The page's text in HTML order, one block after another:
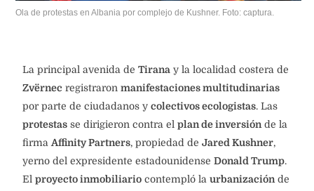
Ola de protestas en Albania por complejo de Kushner. Foto: captura.
La principal avenida de Tirana y la localidad costera de
Zvërnec registraron manifestaciones multitudinarias
por parte de ciudadanos y colectivos ecologistas. Las
protestas se dirigieron contra el plan de inversiónde la
firmaAffinity Partners, propiedad de Jared Kushner,
yerno del expresidente estadounidense Donald Trump.
El proyecto inmobiliario contempló la urbanizaciónde